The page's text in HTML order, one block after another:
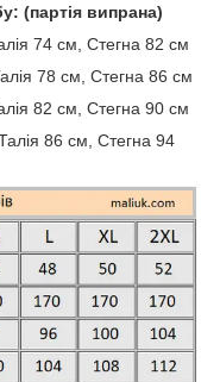
(партія випрана)
74 см, Стегна 82 см
78 см, Стегна 86 см
82 см, Стегна 90 см
86 см, Стегна 94